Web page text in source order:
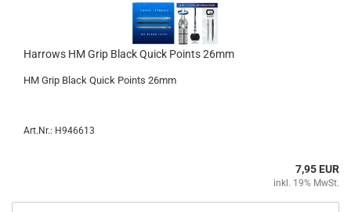
Har­rows HM Grip Black Quick Points 26mm
HM Grip Black Quick Points 26mm
Art.Nr.: H946613
7,95 EUR
inkl. 19% MwSt.